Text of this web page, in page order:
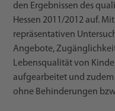
den Ergebnissen des
Hessen 2011/2012 auf.
repräsentativen
Angebote,
Lebensqualität von
aufgearbeitet und
ohne Behinderungen